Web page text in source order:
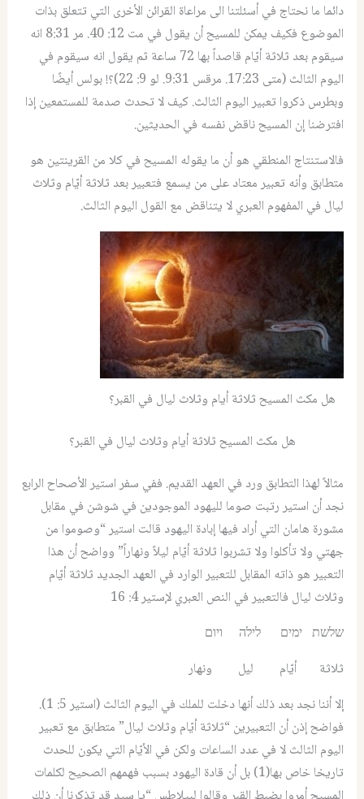
دائما ما نحتاج في أسئلتنا الى مراعاة القرائن الأخرى التي تتعلق بذات
الموضوع فكيف يمكن للمسيح أن يقول في مت 12: 40. مر 8:31 انه
سيقوم بعد ثلاثة أيّام قاصداً بها 72 ساعة ثم يقول انه سيقوم في
اليوم الثالث (متى 17:23. مرقس 9:31. لو 9: 22)؟! بولس أيضًا
وبطرس ذكروا تعبير اليوم الثالث. كيف لا تحدث صدمة للمستمعين إذا
افترضنا إن المسيح ناقض نفسه في الحديثين.
فالاستنتاج المنطقي هو أن ما يقوله المسيح في كلا من القرينتين هو
متطابق وأنه تعبير معتاد على من يسمع فتعبير بعد ثلاثة أيّام وثلاث
ليال في المفهوم العبري لا يتناقض مع القول اليوم الثالث.
هل مكث المسيح ثلاثة أيام وثلاث ليال في القبر؟
هل مكث المسيح ثلاثة أيام وثلاث ليال في القبر؟
مثالاً لهذا التطابق ورد في العهد القديم. ففي سفر استير الأصحاح الرابع
نجد أن استير رتبت صوما لليهود الموجودين في شوشن في مقابل
مشورة هامان التي أراد فيها إبادة اليهود قالت استير “وصوموا من
جهتي ولا تأكلوا ولا تشربوا ثلاثة أيّام ليلاً ونهاراً” وواضح أن هذا
التعبير هو ذاته المقابل للتعبير الوارد في العهد الجديد ثلاثة أيّام
وثلاث ليال فالتعبير في النص العبري لإستير 4: 16
שלשת ימים לילה ויום
ثلاثة أيّام ليل ونهار
إلا أننا نجد بعد ذلك أنها دخلت للملك في اليوم الثالث (استير 5: 1).
فواضح إذن أن التعبيرين “ثلاثة أيّام وثلاث ليال” متطابق مع تعبير
اليوم الثالث لا في عدد الساعات ولكن في الأيّام التي يكون للحدث
تاريخا خاص بها(1) بل أن قادة اليهود بسبب فهمهم الصحيح لكلمات